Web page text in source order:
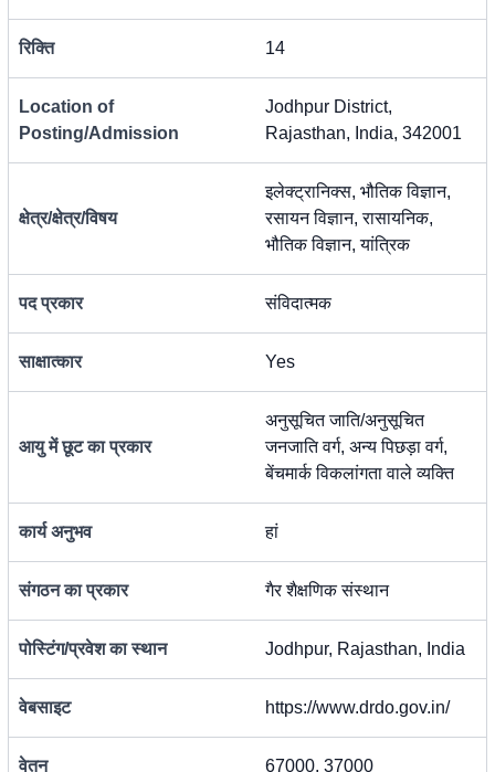
रिक्ति 14
Location of
Posting/Admission
Jodhpur District,
Rajasthan, India, 342001
क्षेत्र/क्षेत्र/विषय
इलेक्ट्रानिक्स, भौतिक विज्ञान,
रसायन विज्ञान, रासायनिक,
भौतिक विज्ञान, यांत्रिक
पद प्रकार संविदात्मक
साक्षात्कार Yes
आयु में छूट का प्रकार
अनुसूचित जाति/अनुसूचित
जनजाति वर्ग, अन्य पिछड़ा वर्ग,
बेंचमार्क विकलांगता वाले व्यक्ति
कार्य अनुभव हां
संगठन का प्रकार गैर शैक्षणिक संस्थान
पोस्टिंग/प्रवेश का स्थान Jodhpur, Rajasthan, India
वेबसाइट https://www.drdo.gov.in/
वेतन 67000, 37000